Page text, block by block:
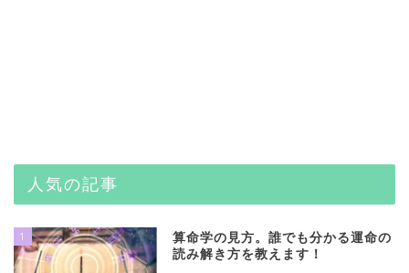
人気の記事
1
算命学の見方。誰でも分かる運命の
読み解き方を教えます！